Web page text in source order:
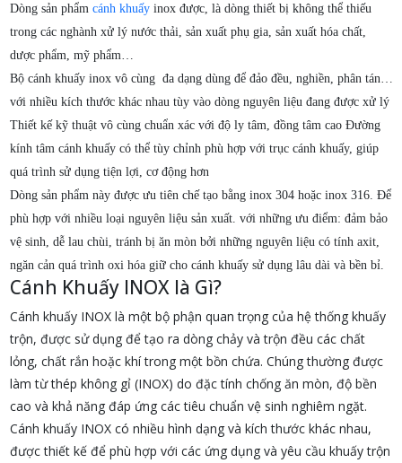
Dòng sản phẩm cánh khuấyinox được, là dòng thiết bị không thể thiếu
trong các nghành xử lý nước thải, sản xuất phụ gia, sản xuất hóa chất,
dược phẩm, mỹ phẩm…
Bộ cánh khuấy inox vô cùng đa dạng dùng để đảo đều, nghiền, phân tán…
với nhiều kích thước khác nhau tùy vào dòng nguyên liệu đang được xử lý
Thiết kế kỹ thuật vô cùng chuẩn xác với độ ly tâm, đồng tâm cao Đường
kính tâm cánh khuấy có thể tùy chỉnh phù hợp với trục cánh khuấy, giúp
quá trình sử dụng tiện lợi, cơ động hơn
Dòng sản phẩm này được ưu tiên chế tạo bằng inox 304 hoặc inox 316. Để
phù hợp với nhiều loại nguyên liệu sản xuất. với những ưu điểm: đảm bảo
vệ sinh, dễ lau chùi, tránh bị ăn mòn bởi những nguyên liệu có tính axit,
ngăn cản quá trình oxi hóa giữ cho cánh khuấy sử dụng lâu dài và bền bỉ.
Cánh Khuấy INOX là Gì?
Cánh khuấy INOX là một bộ phận quan trọng của hệ thống khuấy
trộn, được sử dụng để tạo ra dòng chảy và trộn đều các chất
lỏng, chất rắn hoặc khí trong một bồn chứa. Chúng thường được
làm từ thép không gỉ (INOX) do đặc tính chống ăn mòn, độ bền
cao và khả năng đáp ứng các tiêu chuẩn vệ sinh nghiêm ngặt.
Cánh khuấy INOX có nhiều hình dạng và kích thước khác nhau,
được thiết kế để phù hợp với các ứng dụng và yêu cầu khuấy trộn